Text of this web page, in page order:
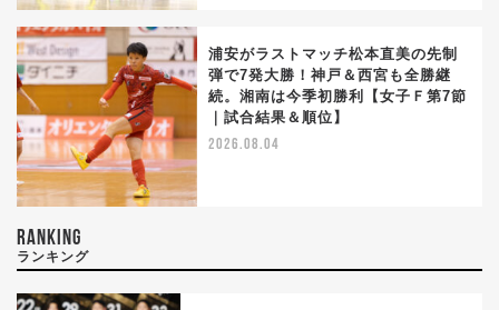
浦安がラストマッチ松本直美の先制
弾で7発大勝！神戸＆西宮も全勝継
続。湘南は今季初勝利【女子Ｆ第7節
｜試合結果＆順位】
2026.08.04
RANKING
ランキング